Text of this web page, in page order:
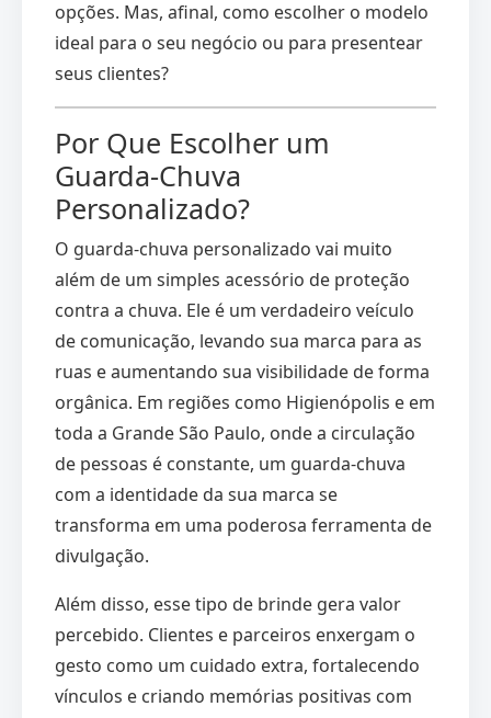
opções. Mas, afinal, como escolher o modelo
ideal para o seu negócio ou para presentear
seus clientes?
Por Que Escolher um
Guarda-Chuva
Personalizado?
O guarda-chuva personalizado vai muito
além de um simples acessório de proteção
contra a chuva. Ele é um verdadeiro veículo
de comunicação, levando sua marca para as
ruas e aumentando sua visibilidade de forma
orgânica. Em regiões como Higienópolis e em
toda a Grande São Paulo, onde a circulação
de pessoas é constante, um guarda-chuva
com a identidade da sua marca se
transforma em uma poderosa ferramenta de
divulgação.
Além disso, esse tipo de brinde gera valor
percebido. Clientes e parceiros enxergam o
gesto como um cuidado extra, fortalecendo
vínculos e criando memórias positivas com